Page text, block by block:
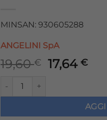
MINSAN: 930605288
ANGELINI SpA
19,60€
Il
era:
19,60 €.
17,64€Il
è:
ACUTIL FOSFORO ADVANCE